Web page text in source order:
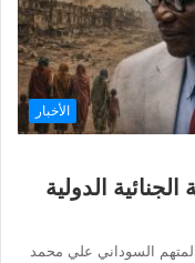
الأخبار
الدولية
السوداني علي محمد